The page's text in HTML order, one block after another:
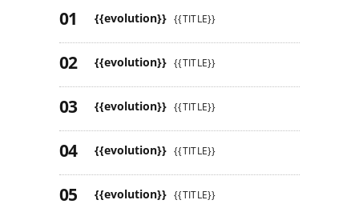
{{evolution}} {{TITLE}}
{{evolution}} {{TITLE}}
{{evolution}} {{TITLE}}
{{evolution}} {{TITLE}}
{{evolution}} {{TITLE}}